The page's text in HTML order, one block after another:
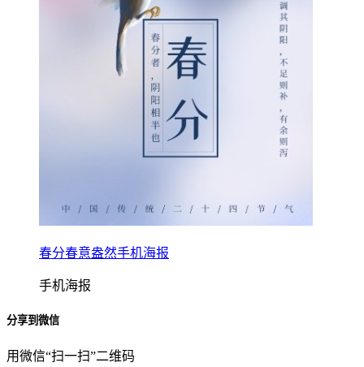
春分春意盎然手机海报
手机海报
分享到微信
用微信“扫一扫”二维码